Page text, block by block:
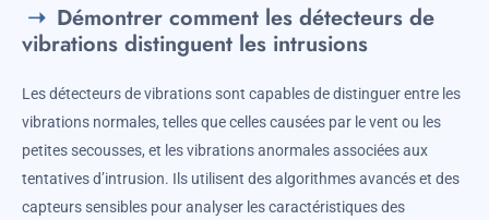
Démontrer comment les détecteurs de
vibrations distinguent les intrusions
Les détecteurs de vibrations sont capables de distinguer entre les
vibrations normales, telles que celles causées par le vent ou les
petites secousses, et les vibrations anormales associées aux
tentatives d’intrusion. Ils utilisent des algorithmes avancés et des
capteurs sensibles pour analyser les caractéristiques des